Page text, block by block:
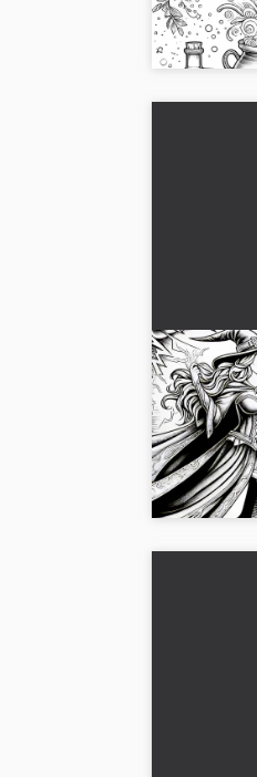
trylledrik, i
billedet
Heksen
hænder:
Vær kreativ
heks.